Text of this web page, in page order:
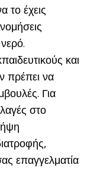
το έχεις
και
πρέπει να
Για
στο
επαγγελματία